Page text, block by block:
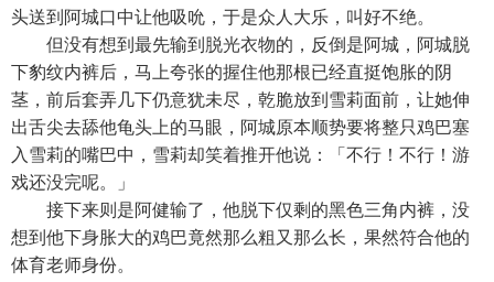
头送到阿城口中让他吸吮，于是众人大乐，叫好不绝。
但没有想到最先输到脱光衣物的，反倒是阿城，阿城脱
下豹纹内裤后，马上夸张的握住他那根已经直挺饱胀的阴
茎，前后套弄几下仍意犹未尽，乾脆放到雪莉面前，让她伸
出舌尖去舔他龟头上的马眼，阿城原本顺势要将整只鸡巴塞
入雪莉的嘴巴中，雪莉却笑着推开他说：「不行！不行！游
戏还没完呢。」
接下来则是阿健输了，他脱下仅剩的黑色三角内裤，没
想到他下身胀大的鸡巴竟然那么粗又那么长，果然符合他的
体育老师身份。